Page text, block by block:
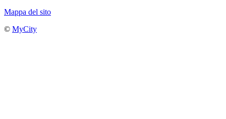
Mappa del sito
© MyCity